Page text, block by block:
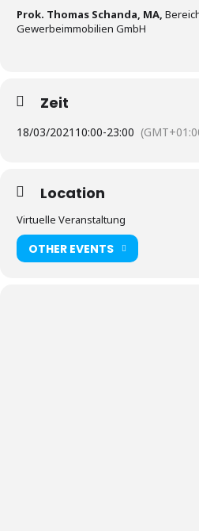
Prok. Thomas Schanda, MA,
Gewerbeimmobilien GmbH
Zeit
18/03/2021 10:00-23:00
Location
Virtuelle Veranstaltung
OTHER EVENTS